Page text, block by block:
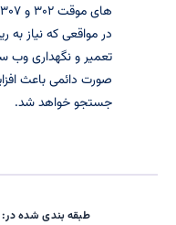
در مواقعی که نیاز به
صورت دائمی باعث
جستجو خواهد شد.
طبقه بندی شده در: